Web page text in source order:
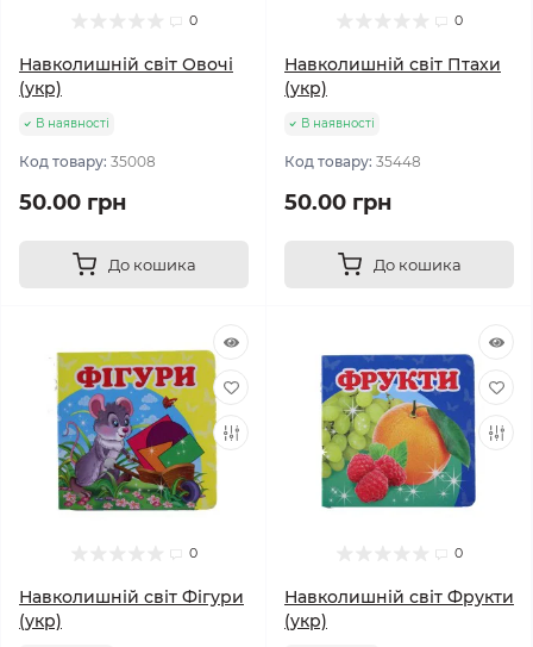
0
Навколишній світ Овочі
(укр)
В наявності
Код товару: 35008
50.00 грн
До кошика
0
Навколишній світ Птахи
(укр)
В наявності
Код товару: 35448
50.00 грн
До кошика
0
Навколишній світ Фігури
(укр)
0
Навколишній світ Фрукти
(укр)